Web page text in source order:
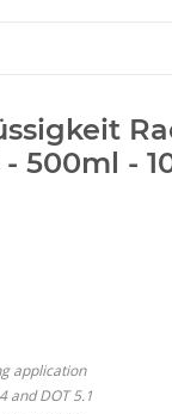
500ml -
application
and DOT 5.1